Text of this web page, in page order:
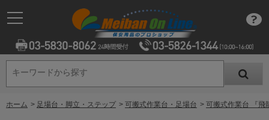
キーワードから探す
キーワードから探す
ホーム > 足場台・脚立・ステップ > 可搬式作業台・足場台 > 可搬式作業台 『飛